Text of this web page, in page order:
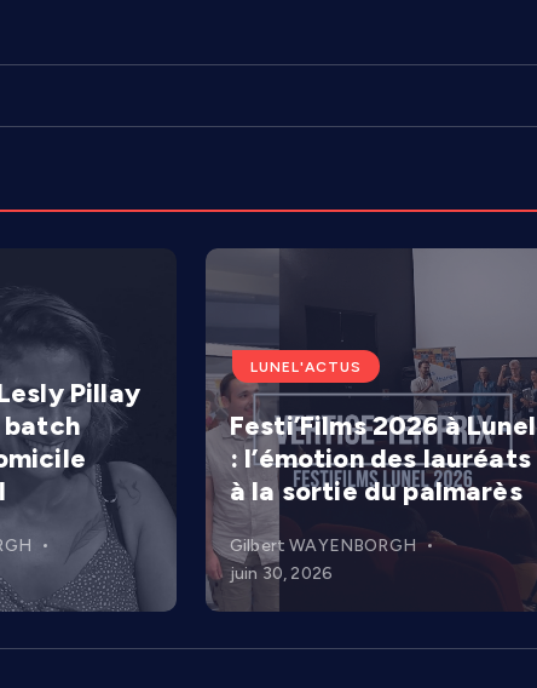
Pillay
batch
LUNEL'ACTUS
Festi’Films 2026 à Lunel
: l’émotion des lauréats
à la sortie du palmarès
Gilbert WAYENBORGH
juin 30, 2026